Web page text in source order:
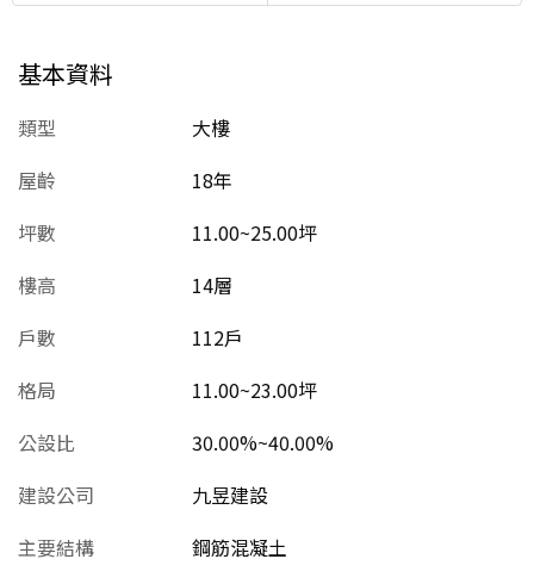
基本資料
類型
大樓
屋齡
18年
坪數
11.00~25.00坪
樓高
14層
戶數
112戶
格局
11.00~23.00坪
公設比
30.00%~40.00%
建設公司
九昱建設
主要結構
鋼筋混凝土